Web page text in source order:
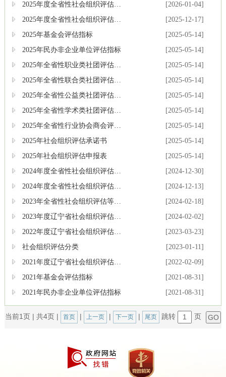
2025年度全省性社会组织评估等级公告
[2026-01-04]
2025年度全省性社会组织评估等级结果公示
[2025-12-17]
2025年基金会评估指标
[2025-05-14]
2025年民办非企业单位评估指标
[2025-05-14]
2025年全省性职业类社团评估指标
[2025-05-14]
2025年全省性联合类社团评估指标
[2025-05-14]
2025年全省性公益类社团评估指标
[2025-05-14]
2025年全省性学术类社团评估指标
[2025-05-14]
2025年全省性行业协会商会评估指标
[2025-05-14]
2025年社会组织评估承诺书
[2025-05-14]
2025年社会组织评估申报表
[2025-05-14]
2024年度全省性社会组织评估等级公告
[2024-12-30]
2024年度全省性社会组织评估等级结果公示
[2024-12-13]
2023年全省性社会组织评估等级公告
[2024-02-18]
2023年度辽宁省社会组织评估等级结果公示
[2024-02-02]
2022年度辽宁省社会组织评估等级结果公告
[2023-03-23]
社会组织评估分类
[2023-01-11]
2021年度辽宁省社会组织评估等级结果公告
[2022-02-09]
2021年基金会评估指标
[2021-08-31]
2021年民办非企业单位评估指标
[2021-08-31]
当前1页| 共4页| 首页 | 上一页 | 下一页 | 尾页 跳转 页